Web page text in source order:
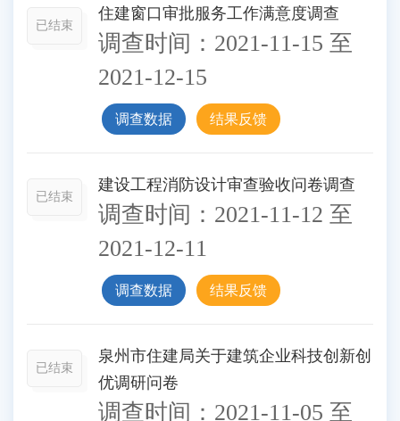
已结束
住建窗口审批服务工作满意度调查
调查时间： 2021-11-15 至
2021-12-15
调查数据 结果反馈
已结束
建设工程消防设计审查验收问卷调查
调查时间： 2021-11-12 至
2021-12-11
调查数据 结果反馈
已结束
泉州市住建局关于建筑企业科技创新创
优调研问卷
调查时间： 2021-11-05 至